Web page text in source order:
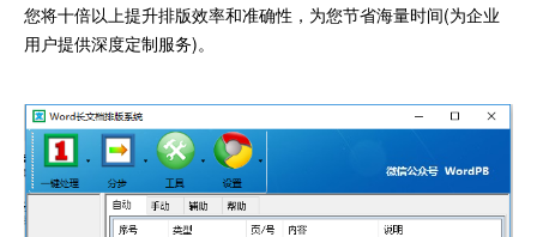
您将十倍以上提升排版效率和准确性，为您节省海量时间(为企业
用户提供深度定制服务)。